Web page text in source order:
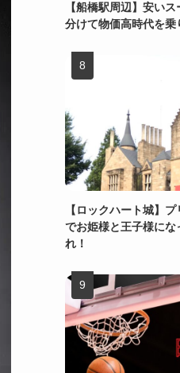
【船橋駅周辺】安い
分けて物価高時代を乗
【ロックハート城】
でお姫様と王子様にな
れ！